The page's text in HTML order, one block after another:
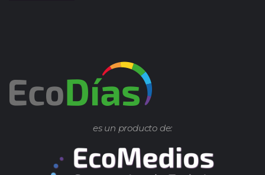
es un producto de: